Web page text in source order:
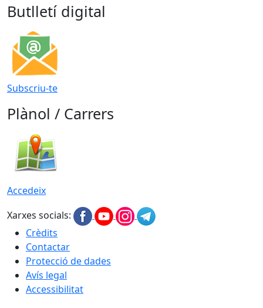
Butlletí digital
Subscriu-te
Plànol / Carrers
Accedeix
Xarxes socials:
Crèdits
Contactar
Protecció de dades
Avís legal
Accessibilitat